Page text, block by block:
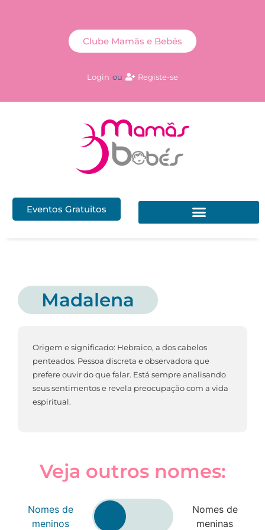
Login ou Registe-se
Clube Mamãs e Bebés
Eventos Gratuitos
Madalena
Origem e significado: Hebraico, a dos cabelos
penteados. Pessoa discreta e observadora que
prefere ouvir do que falar. Está sempre analisando
seus sentimentos e revela preocupação com a vida
espiritual.
Veja outros nomes:
Nomes de
meninos
Nomes de
meninas